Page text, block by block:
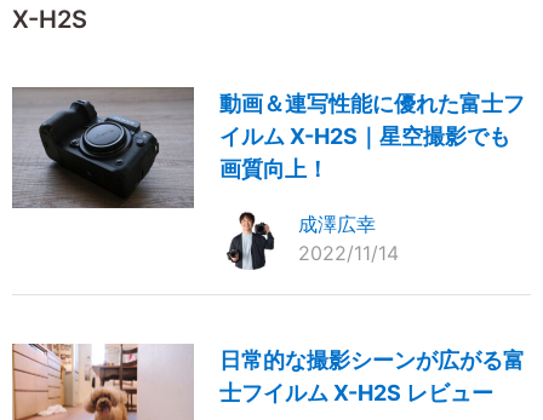
X-H2S
動画＆連写性能に優れた富士フ
イルム X-H2S｜星空撮影でも
画質向上！
成澤広幸
2022/11/14
日常的な撮影シーンが広がる富
士フイルム X-H2S レビュー